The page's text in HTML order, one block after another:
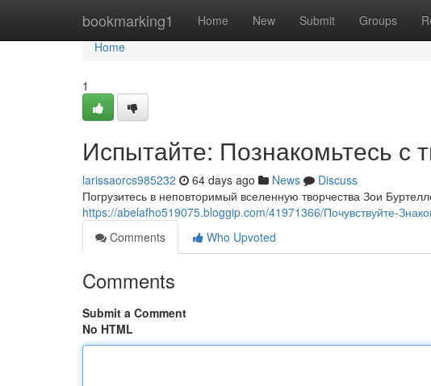
bookmarking1 Home New Submit Groups
Home
Home
1
Испытайте: Познакомьтесь с
larissaorcs985232 64 days ago News
Discuss
Погрузитесь в неповторимый вселенную творчества Зои
https://abelafho519075.bloggip.com/41971366/Почувствуйте-
Comments
Who Upvoted
Comments
Submit a Comment
No HTML